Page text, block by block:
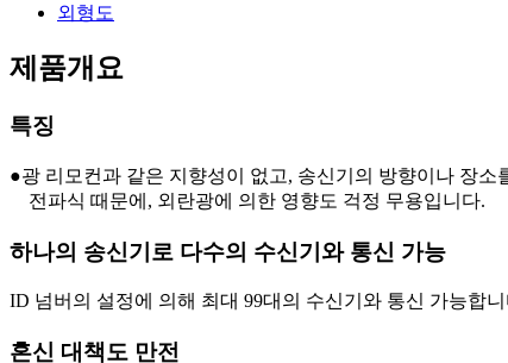
외형도
제품개요
특징
●광 리모컨과 같은 지향성이 없고, 송신기의 방향이나 장
전파식 때문에, 외란광에 의한 영향도 걱정 무용입니다.
하나의 송신기로 다수의 수신기와 통신 가능
ID 넘버의 설정에 의해 최대 99대의 수신기와 통신 가능합니
혼신 대책도 만전